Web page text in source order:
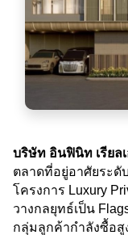
บริษัท อินฟินิท เรียล
ตลาดที่อยู่อาศัยระดั
โครงการ Luxury
วางกลยุทธ์เป็น
กลุ่มลูกค้ากำลังซื้อสู